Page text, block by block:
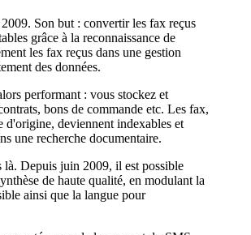
Son but : convertir les fax reçus
grâce à la reconnaissance de
les fax reçus dans une gestion
des données.
performant : vous stockez et
bons de commande etc. Les fax,
d'origine, deviennent indexables et
une recherche documentaire.
là. Depuis juin 2009, il est possible
de haute qualité, en modulant la
ainsi que la langue pour